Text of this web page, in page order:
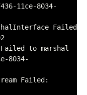
11ce-8034-
Failed
to marshal
8034-
Failed: